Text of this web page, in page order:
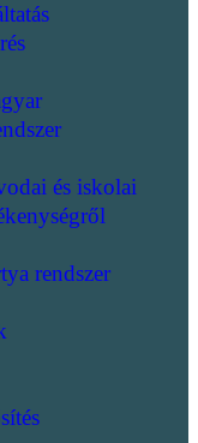
és iskolai
rendszer